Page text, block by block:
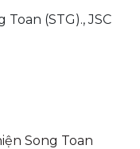
(STG)., JSC
Song Toan